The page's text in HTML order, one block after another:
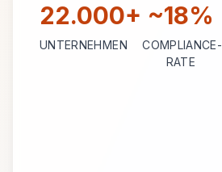
22.000+
UNTERNEHMEN
~18%
COMPLIANCE-
RATE